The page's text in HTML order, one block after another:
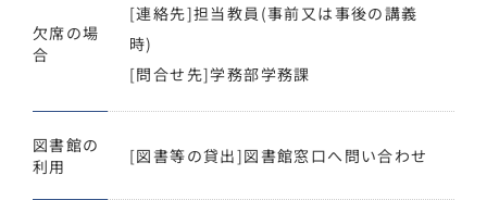
欠席の場
合
[連絡先]担当教員(事前又は事後の講義
時)
[問合せ先]学務部学務課
図書館の
利用
[図書等の貸出]図書館窓口へ問い合わせ